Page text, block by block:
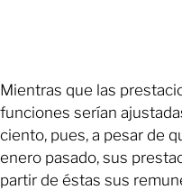
Mientras que las
funciones serían
ciento, pues, a pesar de
enero pasado, sus
partir de éstas sus